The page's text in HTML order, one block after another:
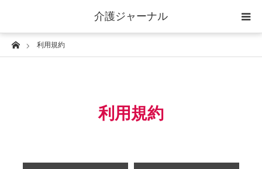
介護ジャーナル
Home利用規約
利用規約
ケアプラン作成